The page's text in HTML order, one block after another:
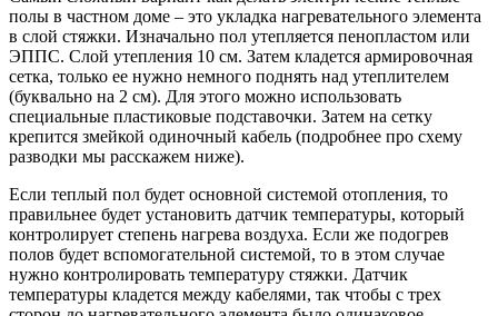
полы в частном доме – это укладка нагревательного элемента
в слой стяжки. Изначально пол утепляется пенопластом или
ЭППС. Слой утепления 10 см. Затем кладется армировочная
сетка, только ее нужно немного поднять над утеплителем
(буквально на 2 см). Для этого можно использовать
специальные пластиковые подставочки. Затем на сетку
крепится змейкой одиночный кабель (подробнее про схему
разводки мы расскажем ниже).
Если теплый пол будет основной системой отопления, то
правильнее будет установить датчик температуры, который
контролирует степень нагрева воздуха. Если же подогрев
полов будет вспомогательной системой, то в этом случае
нужно контролировать температуру стяжки. Датчик
температуры кладется между кабелями, так чтобы с трех